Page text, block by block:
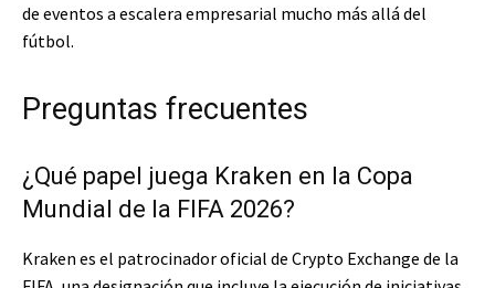
de eventos a escalera empresarial mucho más allá del
fútbol.
Preguntas frecuentes
¿Qué papel juega Kraken en la Copa
Mundial de la FIFA 2026?
Kraken es el patrocinador oficial de Crypto Exchange de la